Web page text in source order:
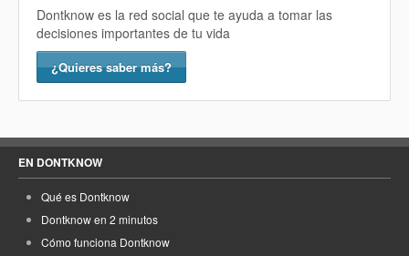
Dontknow es la red social que te ayuda a tomar las
decisiones importantes de tu vida
¿Quieres saber más?
EN DONTKNOW
Qué es Dontknow
Dontknow en 2 minutos
Cómo funciona Dontknow